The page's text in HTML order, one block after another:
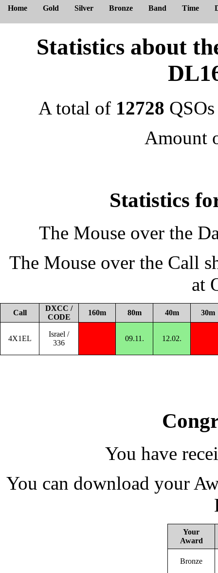
Home Gold Silver Bronze Band Time
Statistics about
A total of 12728
Amount
Statistics
The Mouse over the
The Mouse over the Call
at
Call
DXCC /
CODE
160m 80m 40m 30m
4X1EL
Israel /
336
09.11. 12.02.
You have
You can download your
Your
Award
Bronze